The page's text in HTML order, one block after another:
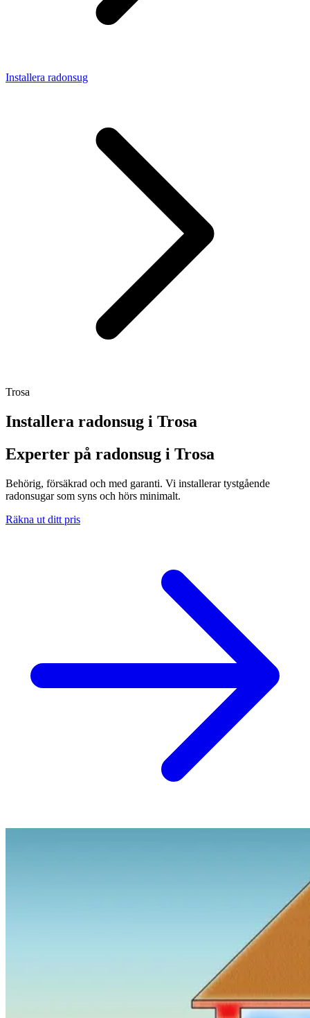
Installera radonsug
Trosa
Installera radonsug i Trosa
Experter på radonsug i Trosa
Behörig, försäkrad och med garanti. Vi installerar tystgående
radonsugar som syns och hörs minimalt.
Räkna ut ditt pris